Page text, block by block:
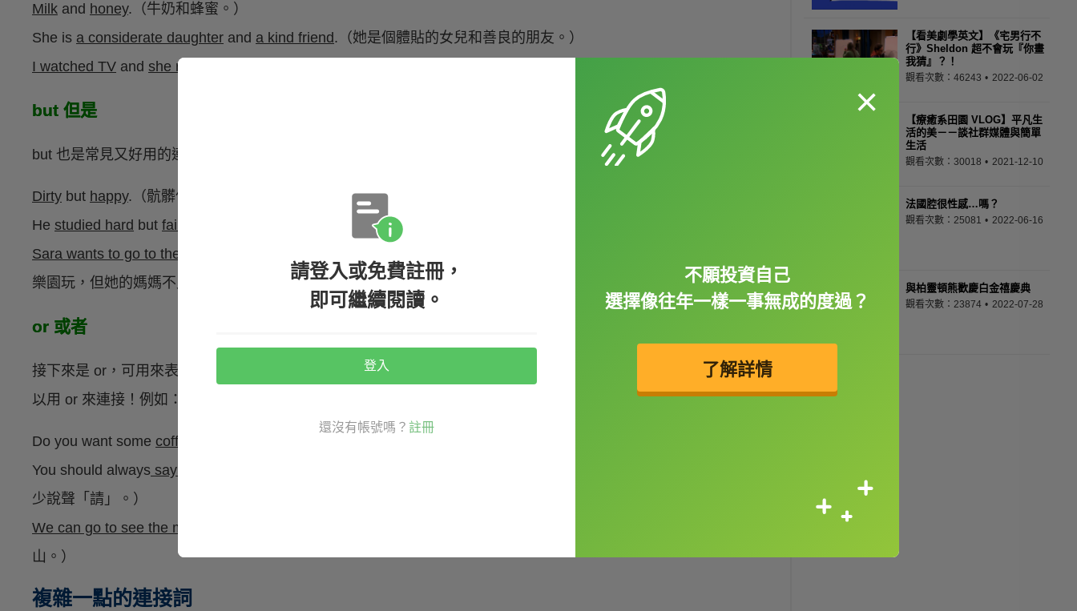
Milk and honey.（牛奶和蜂蜜。）
She is a considerate daughter and a kind friend.（她是個體貼的女兒和善良的朋友。）
I watched TV and she read books
but 但是
but 也是常見又好用的連接詞，可以表達相反的意思或是轉折的語氣。例如：
Dirty but happy.（骯髒但開心。）
He studied hard but failed the test
.（他很用功讀書，卻考不及格。）
Sara wants to go to the amusement park
樂園玩，但她的媽媽不允許她去。）
or 或者
接下來是 or，可用來表示選擇，像是：你想要咖啡或是果汁、她要讀書或看電視，這種句子都可
以用 or 來連接！例如：
Do you want some coffee
You should always say "thank you,"
少說聲「請」。）
We can go to see the movie
山。）
複雜一點的連接詞
【看美劇學英文】《宅男行不
行》Sheldon 超不會玩『你畫
我猜』？！
觀看次數：46243 2022-06-02
【療癒系田園 VLOG】平凡生
活的美－－談社群媒體與簡單
生活
觀看次數：30018 2021-12-10
法國腔很性感…嗎？
觀看次數：25081 2022-06-16
與柏靈頓熊歡慶白金禧慶典
觀看次數：23874 2022-07-28
×
請登入或免費註冊，
即可繼續閱讀。
登入
還沒有帳號嗎？ 註冊
不願投資自己
選擇像往年一樣一事無成的度過？
了解詳情